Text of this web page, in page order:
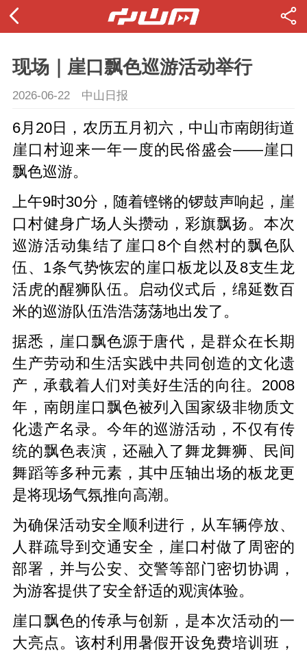
现场｜崖口飘色巡游活动举行
2026-06-22 中山日报
6月20日，农历五月初六，中山市南朗街道
崖口村迎来一年一度的民俗盛会——崖口
飘色巡游。
上午9时30分，随着铿锵的锣鼓声响起，崖
口村健身广场人头攒动，彩旗飘扬。本次
巡游活动集结了崖口8个自然村的飘色队
伍、1条气势恢宏的崖口板龙以及8支生龙
活虎的醒狮队伍。启动仪式后，绵延数百
米的巡游队伍浩浩荡荡地出发了。
据悉，崖口飘色源于唐代，是群众在长期
生产劳动和生活实践中共同创造的文化遗
产，承载着人们对美好生活的向往。2008
年，南朗崖口飘色被列入国家级非物质文
化遗产名录。今年的巡游活动，不仅有传
统的飘色表演，还融入了舞龙舞狮、民间
舞蹈等多种元素，其中压轴出场的板龙更
是将现场气氛推向高潮。
为确保活动安全顺利进行，从车辆停放、
人群疏导到交通安全，崖口村做了周密的
部署，并与公安、交警等部门密切协调，
为游客提供了安全舒适的观演体验。
崖口飘色的传承与创新，是本次活动的一
大亮点。该村利用暑假开设免费培训班，